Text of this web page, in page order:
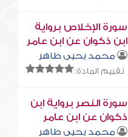
سورة الإخلاص برواية
ابن ذكوان عن ابن عامر
محمد يحيى طاهر
تقييم المادة:
سورة النصر برواية ابن
ذكوان عن ابن عامر
محمد يحيى طاهر